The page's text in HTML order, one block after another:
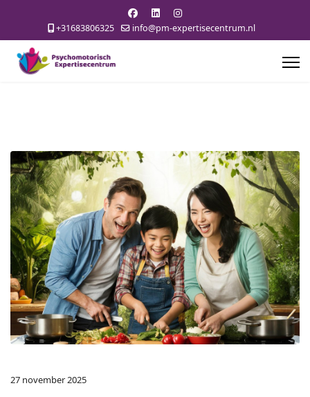
+31683806325 info@pm-expertisecentrum.nl
27 november 2025